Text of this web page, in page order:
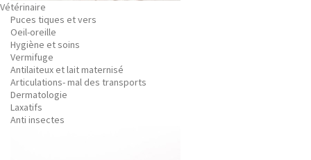
Vétérinaire
Puces tiques et vers
Oeil-oreille
Hygiène et soins
Vermifuge
Antilaiteux et lait maternisé
Articulations- mal des transports
Dermatologie
Laxatifs
Anti insectes